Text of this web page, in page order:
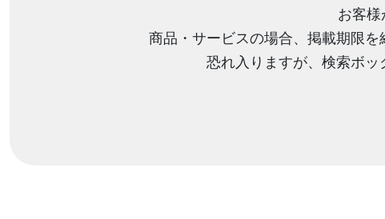
お客様
商品・サービスの場合、掲載期限
恐れ入りますが、検索ボッ